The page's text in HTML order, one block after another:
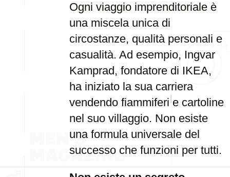
Ogni viaggio imprenditoriale è
una miscela unica di
circostanze, qualità personali e
casualità. Ad esempio, Ingvar
Kamprad, fondatore di IKEA,
ha iniziato la sua carriera
vendendo fiammiferi e cartoline
nel suo villaggio. Non esiste
una formula universale del
successo che funzioni per tutti.